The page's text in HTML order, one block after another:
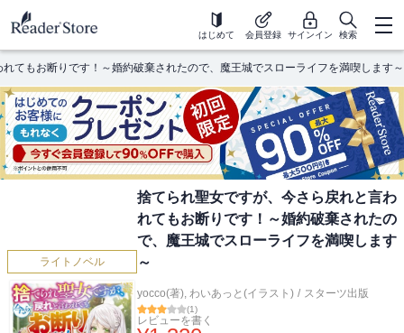
はじめて 会員登録 サインイン 検索
てもお断りです！～婚約破棄されたので、魔王城でスローライフを満喫します～
ライトノベル
捨てられ聖女ですが、今さら戻れと言わ
れてもお断りです！～婚約破棄されたの
で、魔王城でスローライフを満喫します
～
yocco(著), わいあっと(イラスト) / スターツ出版
(1)
レビューを書く